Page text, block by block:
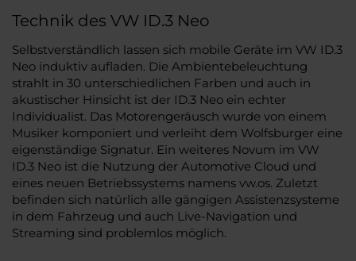
Technik des VW ID.3 Neo
Selbstverständlich lassen sich mobile Geräte im VW ID.3
Neo induktiv aufladen. Die Ambientebeleuchtung
strahlt in 30 unterschiedlichen Farben und auch in
akustischer Hinsicht ist der ID.3 Neo ein echter
Individualist. Das Motorengeräusch wurde von einem
Musiker komponiert und verleiht dem Wolfsburger eine
eigenständige Signatur. Ein weiteres Novum im VW
ID.3 Neo ist die Nutzung der Automotive Cloud und
eines neuen Betriebssystems namens vw.os. Zuletzt
befinden sich natürlich alle gängigen Assistenzsysteme
in dem Fahrzeug und auch Live-Navigation und
Streaming sind problemlos möglich.